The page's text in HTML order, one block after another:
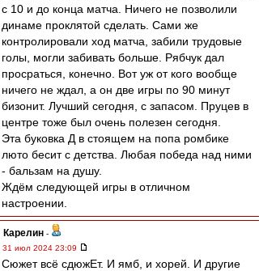
с 10 и до конца матча. Ничего не позволили
динаме проклятой сделать. Сами же
контролировали ход матча, забили трудовые
голы, могли забивать больше. Рябчук дал
просраться, конечно. Вот уж от кого вообще
ничего не ждал, а он две игры по 90 минут
бизонит. Лучший сегодня, с запасом. Пруцев в
центре тоже был очень полезен сегодня.
Эта буковка Д в стоящем на попа ромбике
люто бесит с детства. Любая победа над ними
- бальзам на душу.
Ждём следующей игры в отличном
настроении.
Карелин -
31 июл 2024 23:09
Сюжет всё сдюжЕт. И ямб, и хорей. И другие